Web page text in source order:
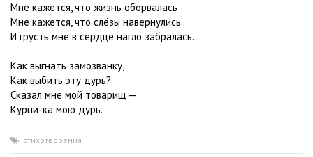
Мне кажется, что жизнь оборвалась
Мне кажется, что слёзы навернулись
И грусть мне в сердце нагло забралась.
Как выгнать замозванку,
Как выбить эту дурь?
Сказал мне мой товарищ —
Курни-ка мою дурь.
стихотворения